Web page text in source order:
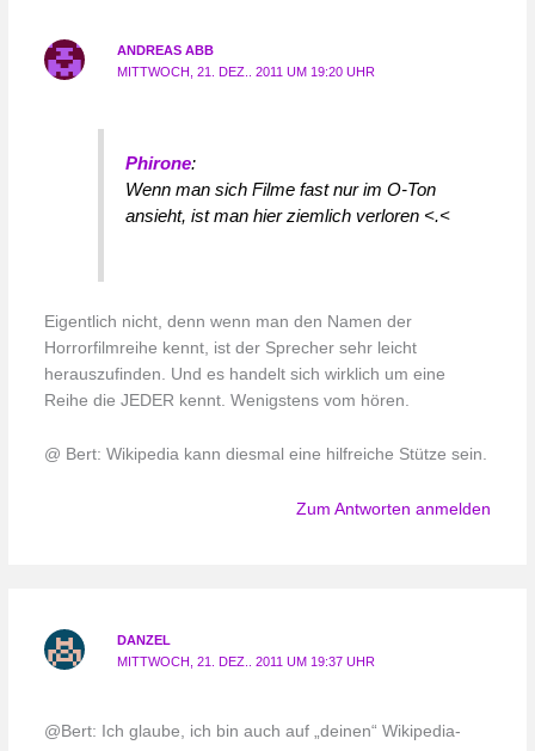
ANDREAS ABB
MITTWOCH, 21. DEZ.. 2011 UM 19:20 UHR
Phirone:
Wenn man sich Filme fast nur im O-Ton
ansieht, ist man hier ziemlich verloren <.<
Eigentlich nicht, denn wenn man den Namen der
Horrorfilmreihe kennt, ist der Sprecher sehr leicht
herauszufinden. Und es handelt sich wirklich um eine
Reihe die JEDER kennt. Wenigstens vom hören.
@ Bert: Wikipedia kann diesmal eine hilfreiche Stütze sein.
Zum Antworten anmelden
DANZEL
MITTWOCH, 21. DEZ.. 2011 UM 19:37 UHR
@Bert: Ich glaube, ich bin auch auf „deinen“ Wikipedia-